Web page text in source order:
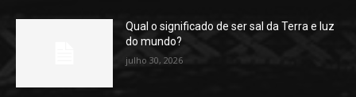
Qual o significado de ser sal da Terra e luz
do mundo?
julho 30, 2026